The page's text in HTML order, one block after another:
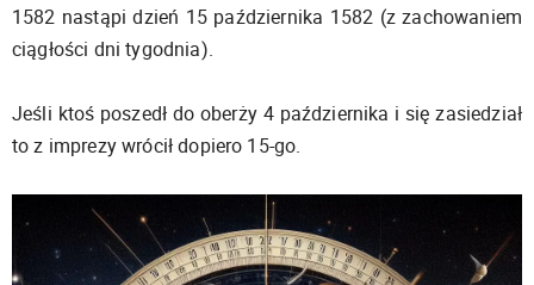
1582 nastąpi dzień 15 października 1582 (z zachowaniem
ciągłości dni tygodnia).
Jeśli ktoś poszedł do oberży 4 października i się zasiedział
to z imprezy wrócił dopiero 15-go.